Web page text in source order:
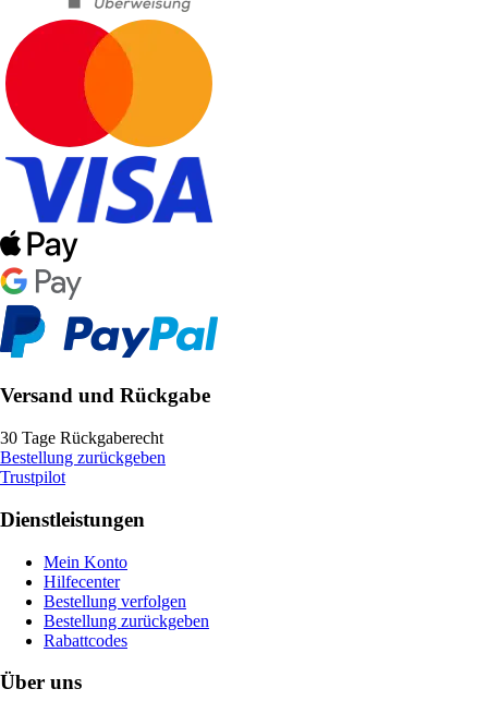
Versand und Rückgabe
30 Tage Rückgaberecht
Bestellung zurückgeben
Trustpilot
Dienstleistungen
Mein Konto
Hilfecenter
Bestellung verfolgen
Bestellung zurückgeben
Rabattcodes
Über uns